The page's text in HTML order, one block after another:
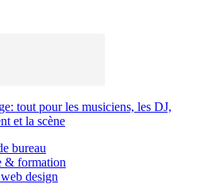
tout pour les musiciens, les DJ,
et la scène
bureau
& formation
design